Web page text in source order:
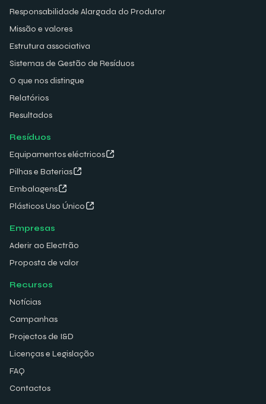
Responsabilidade Alargada do Produtor
Missão e valores
Estrutura associativa
Sistemas de Gestão de Resíduos
O que nos distingue
Relatórios
Resultados
Resíduos
Equipamentos eléctricos
Pilhas e Baterias
Embalagens
Plásticos Uso Único
Empresas
Aderir ao Electrão
Proposta de valor
Recursos
Notícias
Campanhas
Projectos de I&D
Licenças e Legislação
FAQ
Contactos